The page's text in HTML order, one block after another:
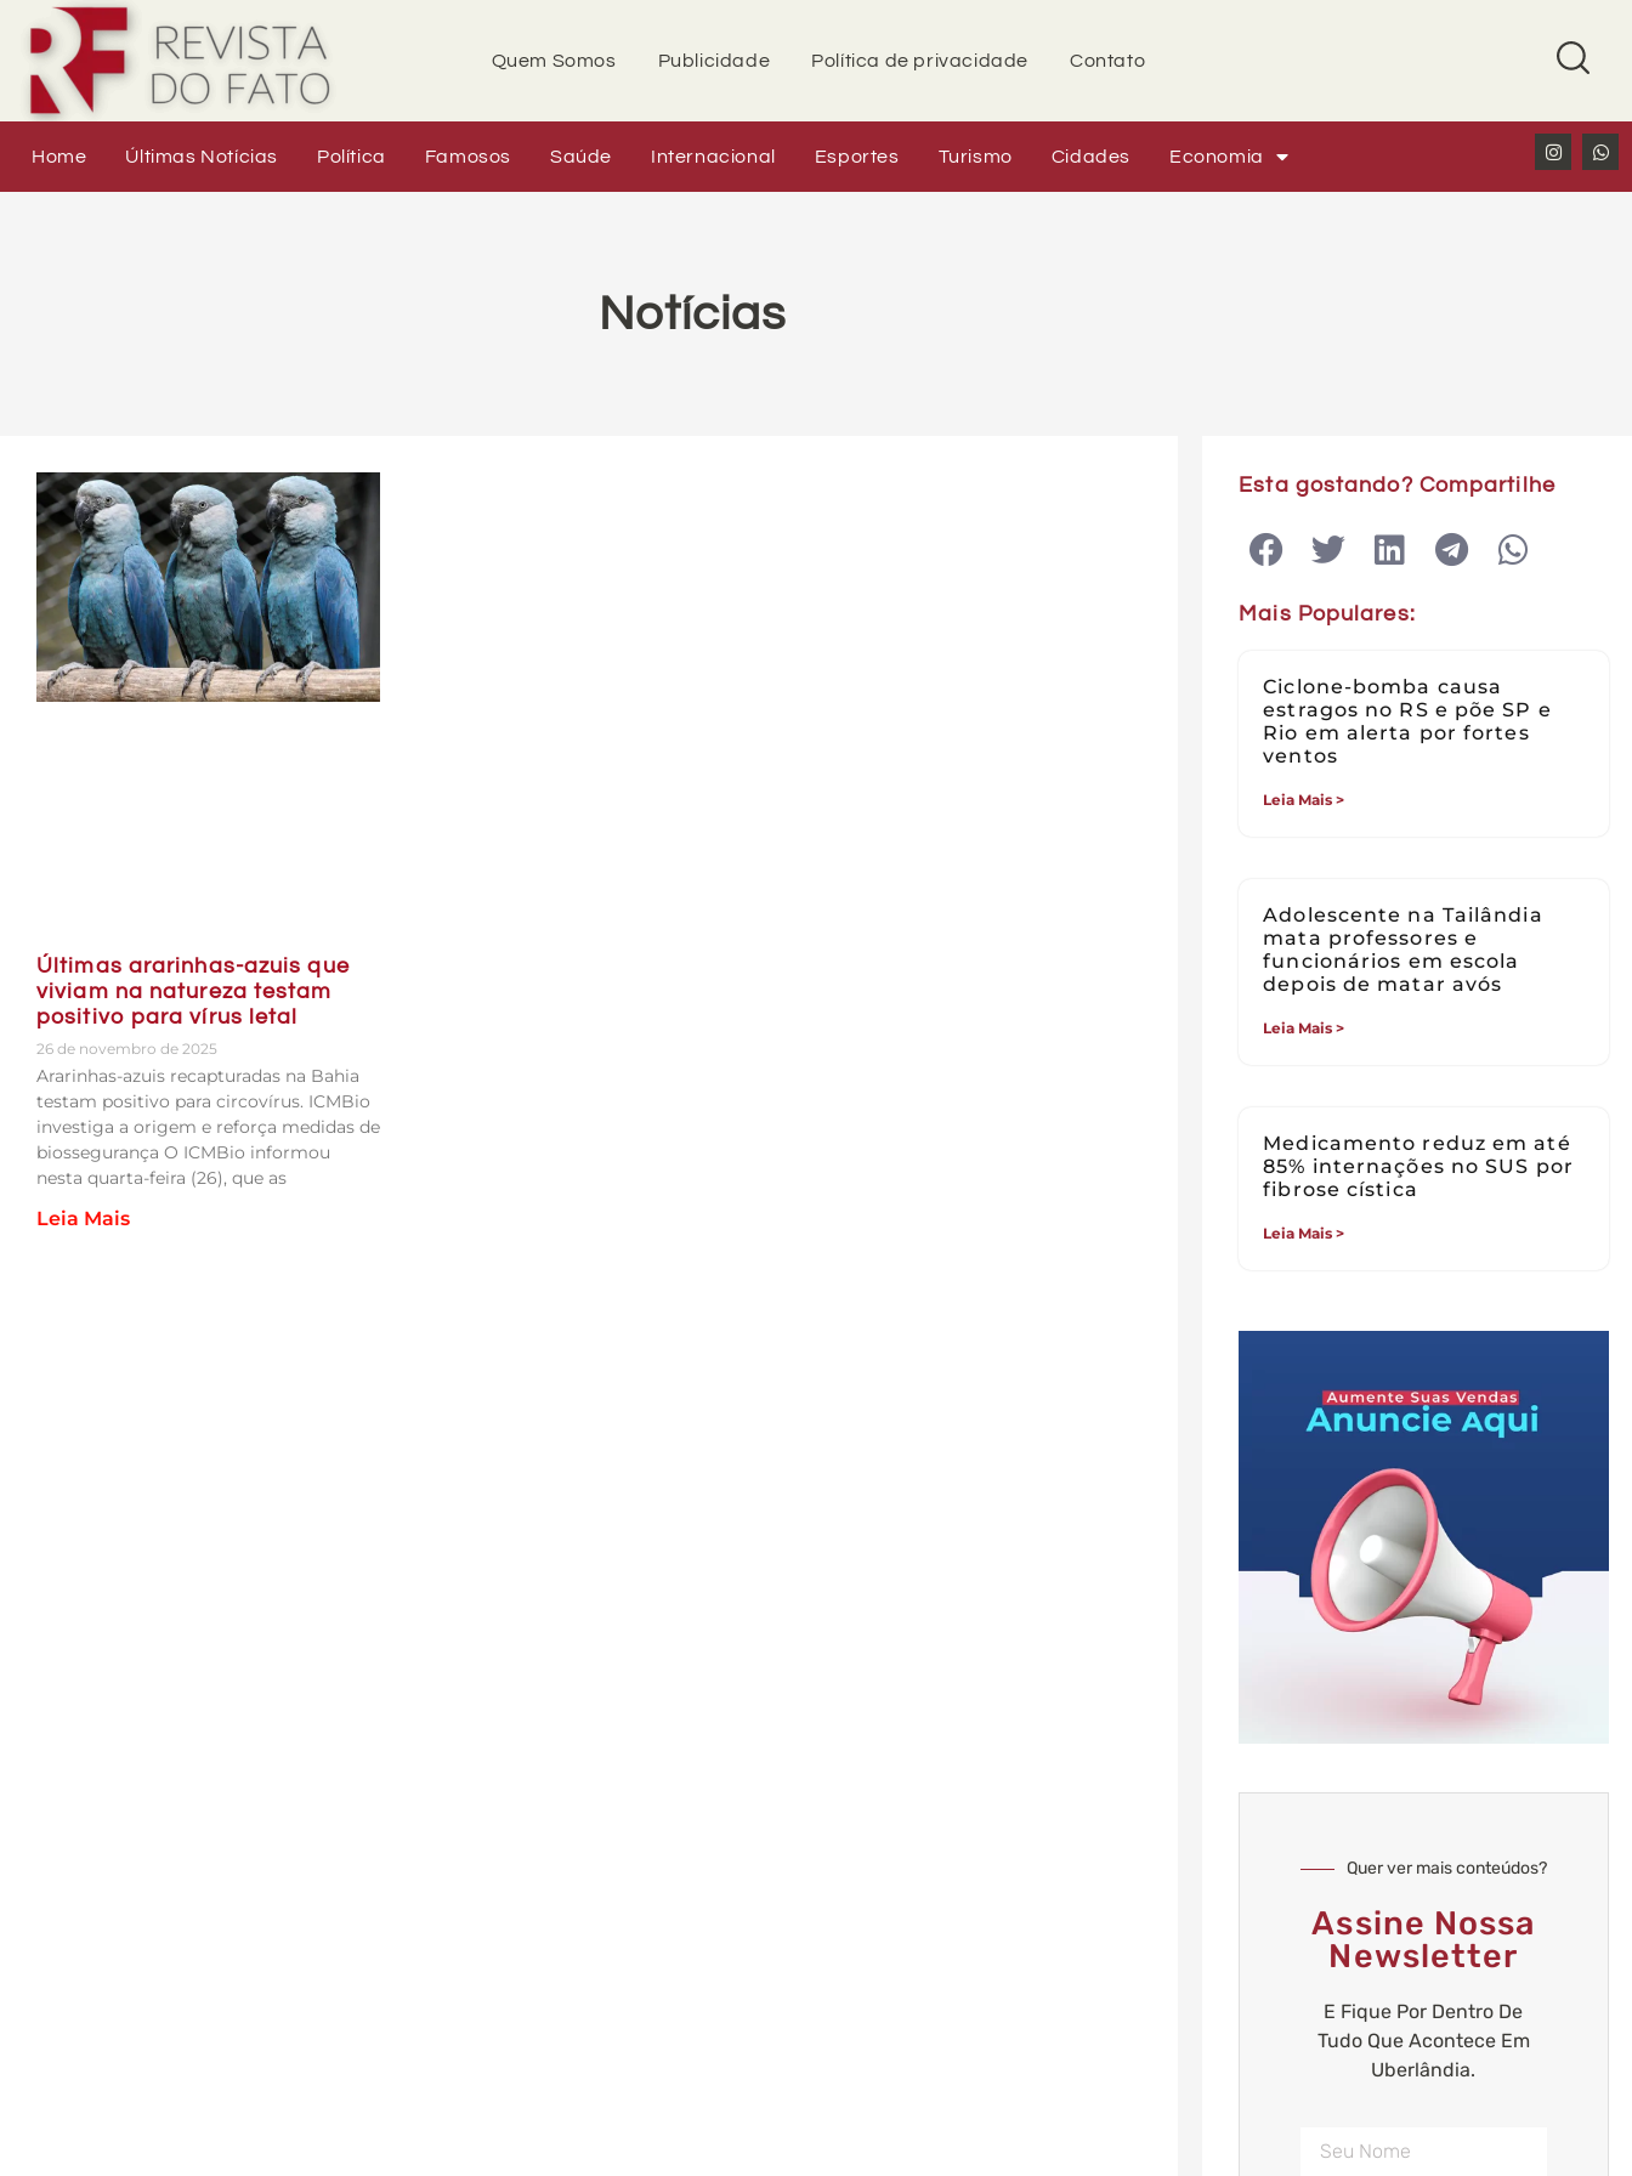
Quem Somos Publicidade Política de privacidade Contato
Home Últimas Notícias Política Famosos Saúde Internacional Esportes Turismo Cidades Economia
Notícias
Últimas ararinhas-azuis que
viviam na natureza testam
positivo para vírus letal
26 de novembro de 2025
Ararinhas-azuis recapturadas na Bahia
testam positivo para circovírus. ICMBio
investiga a origem e reforça medidas de
biossegurança O ICMBio informou
nesta quarta-feira (26), que as
Leia Mais
Esta gostando? Compartilhe
Mais Populares:
Ciclone-bomba causa
estragos no RS e põe SP e
Rio em alerta por fortes
ventos
Leia Mais >
Adolescente na Tailândia
mata professores e
funcionários em escola
depois de matar avós
Leia Mais >
Medicamento reduz em até
85% internações no SUS por
fibrose cística
Leia Mais >
Quer ver mais conteúdos?
Assine Nossa
Newsletter
E Fique Por Dentro De
Tudo Que Acontece Em
Uberlândia.